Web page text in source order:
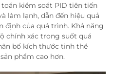
kiểm soát PID tiên tiến
làm lạnh, dẫn đến hiệu quả
định của quá trình. Khả năng
chính xác trong suốt quá
bố kích thước tinh thể
phẩm cao hơn.